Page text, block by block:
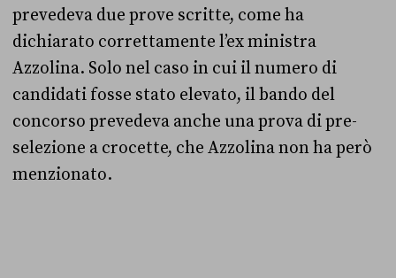
prevedeva due prove scritte, come ha
dichiarato correttamente l’ex ministra
Azzolina. Solo nel caso in cui il numero di
candidati fosse stato elevato, il bando del
concorso prevedeva anche una prova di pre-
selezione a crocette, che Azzolina non ha però
menzionato.